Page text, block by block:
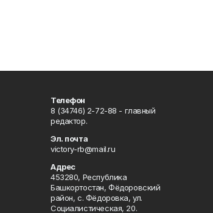
Телефон
8 (34746) 2-72-88 - главный
редактор.
Эл. почта
victory-rb@mail.ru
Адрес
453280, Республика
Башкортостан, Фёдоровский
район, с. Фёдоровка, ул.
Социалистическая, 20.